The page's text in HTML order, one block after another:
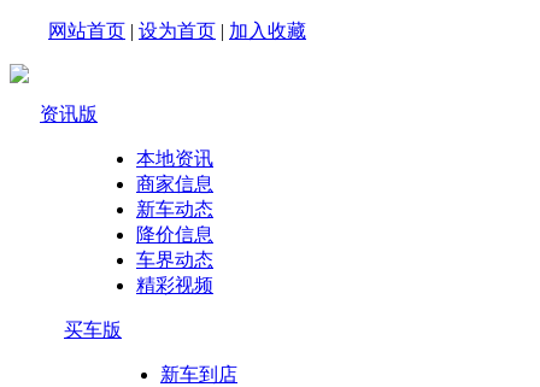
网站首页 | 设为首页 | 加入收藏
资讯版
本地资讯
商家信息
新车动态
降价信息
车界动态
精彩视频
买车版
新车到店